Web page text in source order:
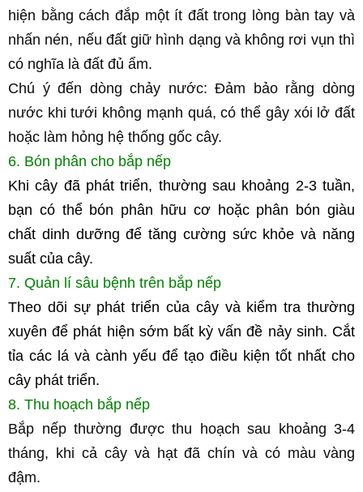
hiện bằng cách đắp một ít đất trong lòng bàn tay và
nhấn nén, nếu đất giữ hình dạng và không rơi vụn thì
có nghĩa là đất đủ ẩm.
Chú ý đến dòng chảy nước: Đảm bảo rằng dòng
nước khi tưới không mạnh quá, có thể gây xói lở đất
hoặc làm hỏng hệ thống gốc cây.
6. Bón phân cho bắp nếp
Khi cây đã phát triển, thường sau khoảng 2-3 tuần,
bạn có thể bón phân hữu cơ hoặc phân bón giàu
chất dinh dưỡng để tăng cường sức khỏe và năng
suất của cây.
7. Quản lí sâu bệnh trên bắp nếp
Theo dõi sự phát triển của cây và kiểm tra thường
xuyên để phát hiện sớm bất kỳ vấn đề nảy sinh. Cắt
tỉa các lá và cành yếu để tạo điều kiện tốt nhất cho
cây phát triển.
8. Thu hoạch bắp nếp
Bắp nếp thường được thu hoạch sau khoảng 3-4
tháng, khi cả cây và hạt đã chín và có màu vàng
đậm.